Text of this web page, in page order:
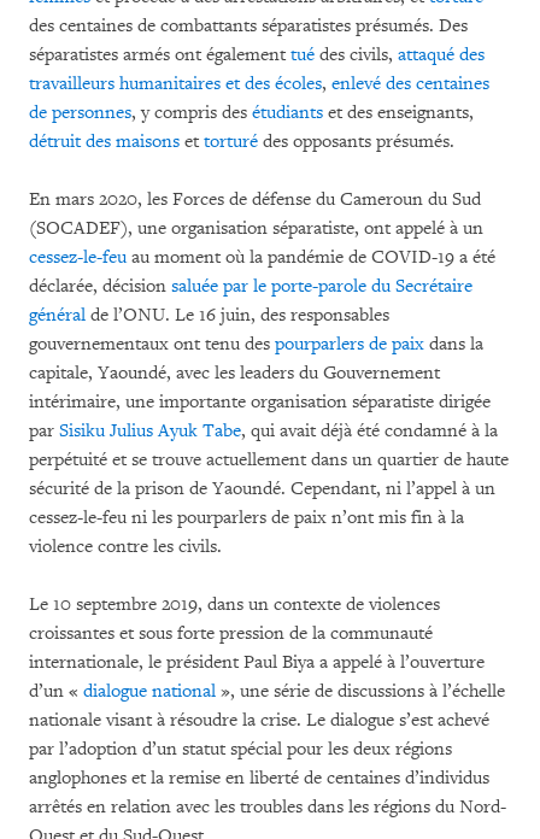
des centaines de combattants séparatistes présumés. Des
séparatistes armés ont également tué des civils, attaqué des
travailleurs humanitaires et des écoles, enlevé des centaines
de personnes, y compris des étudiants et des enseignants,
détruit des maisons et torturé des opposants présumés.
En mars 2020, les Forces de défense du Cameroun du Sud
(SOCADEF), une organisation séparatiste, ont appelé à un
cessez-le-feuau moment où la pandémie de COVID-19 a été
déclarée, décision saluée par le porte-parole du Secrétaire
général de l’ONU. Le 16 juin, des responsables
gouvernementaux ont tenu des pourparlers de paix dans la
capitale, Yaoundé, avec les leaders du Gouvernement
intérimaire, une importante organisation séparatiste dirigée
par Sisiku Julius Ayuk Tabe, qui avait déjà été condamné à la
perpétuité et se trouve actuellement dans un quartier de haute
sécurité de la prison de Yaoundé. Cependant, ni l’appel à un
cessez-le-feu ni les pourparlers de paix n’ont mis fin à la
violence contre les civils.
Le 10 septembre 2019, dans un contexte de violences
croissantes et sous forte pression de la communauté
internationale, le président Paul Biya a appelé à l’ouverture
d’un « dialogue national », une série de discussions à l’échelle
nationale visant à résoudre la crise. Le dialogue s’est achevé
par l’adoption d’un statut spécial pour les deux régions
anglophones et la remise en liberté de centaines d’individus
arrêtés en relation avec les troubles dans les régions du Nord-